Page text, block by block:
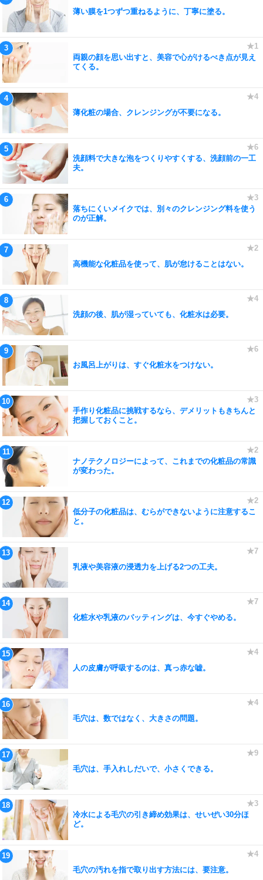
薄い膜を1つずつ重ねるように、丁寧に塗る。
両親の顔を思い出すと、美容で心がけるべき点が見え
てくる。
薄化粧の場合、クレンジングが不要になる。
洗顔料で大きな泡をつくりやすくする、洗顔前の一工
夫。
落ちにくいメイクでは、別々のクレンジング料を使う
のが正解。
高機能な化粧品を使って、肌が怠けることはない。
洗顔の後、肌が湿っていても、化粧水は必要。
お風呂上がりは、すぐ化粧水をつけない。
手作り化粧品に挑戦するなら、デメリットもきちんと
把握しておくこと。
ナノテクノロジーによって、これまでの化粧品の常識
が変わった。
低分子の化粧品は、むらができないように注意するこ
と。
乳液や美容液の浸透力を上げる2つの工夫。
化粧水や乳液のパッティングは、今すぐやめる。
人の皮膚が呼吸するのは、真っ赤な嘘。
毛穴は、数ではなく、大きさの問題。
毛穴は、手入れしだいで、小さくできる。
冷水による毛穴の引き締め効果は、せいぜい30分ほ
ど。
毛穴の汚れを指で取り出す方法には、要注意。